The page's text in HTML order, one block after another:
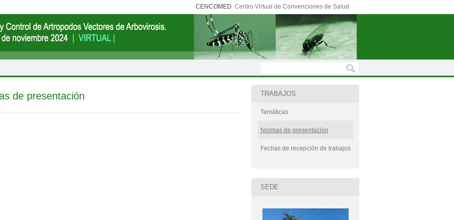
CENCOMED Centro Virtual de Convenciones de Salud
de presentación TRABAJOS
Temáticas
Normas de presentación
Fechas de recepción de trabajos
SEDE